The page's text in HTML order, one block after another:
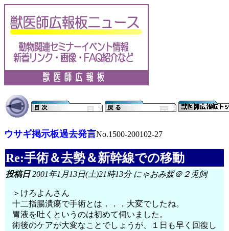
ウサギ掲示板過去発言No.1500-200102-27
Re:手術＆去勢＆新幹線での移動
投稿日2001年1月13日(土)21時13分 にゃおみ媛＠２兎飼
＞けろよんさん
十二指腸潰瘍で手術とは．．．大変でしたね。
胃液を吐くというのは初めて伺いました。
術後のケアが大変なことでしょうが、１日も早く回復し